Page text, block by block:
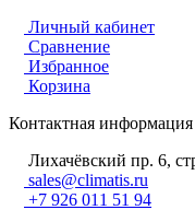
Личный кабинет
Сравнение
Избранное
Корзина
Контактная информация
Лихачёвский пр. 6,
sales@climatis.ru
+7 926 011 51 94